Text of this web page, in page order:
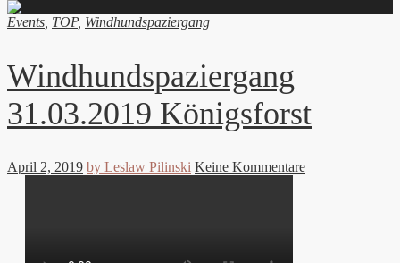
Events TOP, Windhundspaziergang
Windhundspaziergang
31.03.2019 Königsforst
April 2, 2019 by Leslaw Pilinski Keine Kommentare